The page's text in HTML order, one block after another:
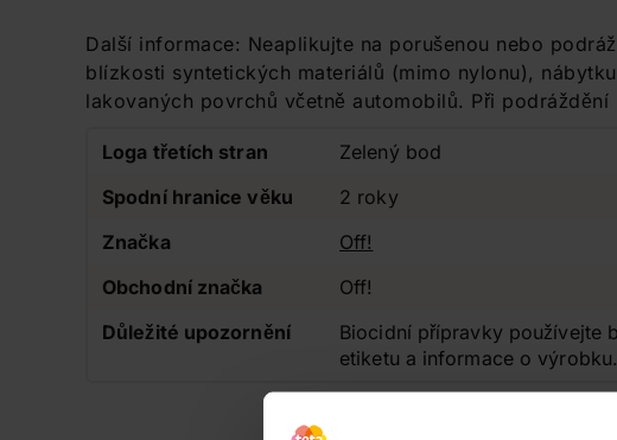
Další informace: Neaplikujte na porušenou nebo
blízkosti syntetických materiálů (mimo nylonu),
lakovaných povrchů včetně automobilů. Při
Loga třetích stran
Zelený bod
Spodní hranice věku
2 roky
Značka
Off!
Obchodní značka
Off!
Důležité upozornění
Biocidní přípravky používejte
etiketu a informace o výrobku.